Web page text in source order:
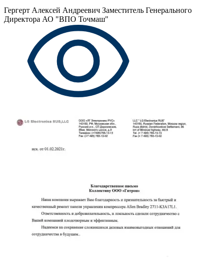
Гергерт Алексей Андреевич Заместитель Генерального
Директора АО "ВПО Точмаш"